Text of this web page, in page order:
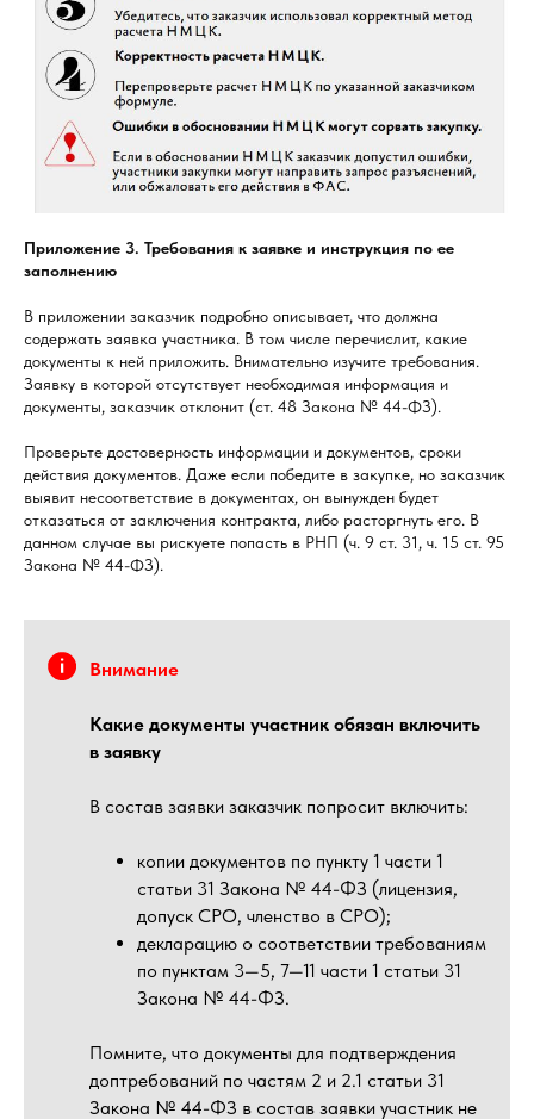
Приложение 3. Требования к заявке и инструкция по ее
заполнению
В приложении заказчик подробно описывает, что должна
содержать заявка участника. В том числе перечислит, какие
документы к ней приложить. Внимательно изучите требования.
Заявку в которой отсутствует необходимая информация и
документы, заказчик отклонит (ст. 48 Закона № 44-ФЗ).
Проверьте достоверность информации и документов, сроки
действия документов. Даже если победите в закупке, но заказчик
выявит несоответствие в документах, он вынужден будет
отказаться от заключения контракта, либо расторгнуть его. В
данном случае вы рискуете попасть в РНП (ч. 9 ст. 31, ч. 15 ст. 95
Закона № 44-ФЗ).
Внимание
Какие документы участник обязан включить
в заявку
В состав заявки заказчик попросит включить:
копии документов по пункту 1 части 1
статьи 31 Закона № 44-ФЗ (лицензия,
допуск СРО, членство в СРО);
декларацию о соответствии требованиям
по пунктам 3—5, 7—11 части 1 статьи 31
Закона № 44-ФЗ.
Помните, что документы для подтверждения
доптребований по частям 2 и 2.1 статьи 31
Закона № 44-ФЗ в состав заявки участник не